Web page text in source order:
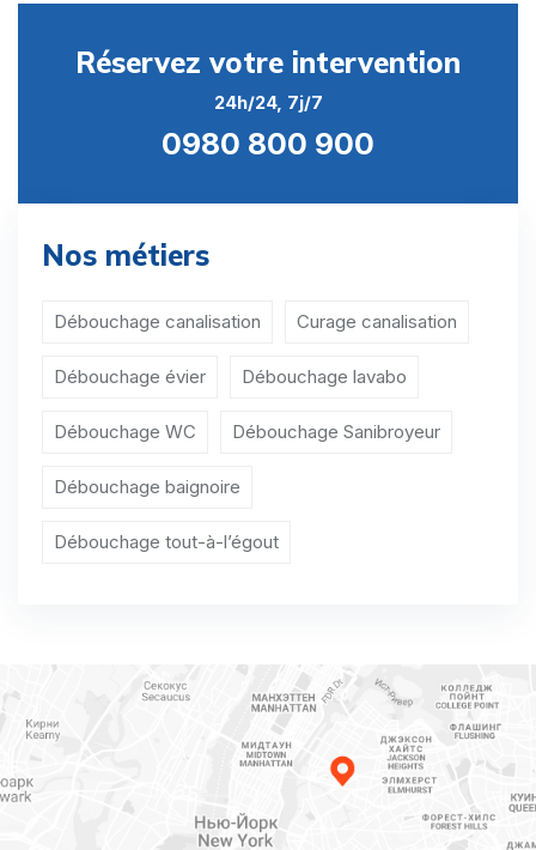
Débouchage baignoire Angerville
Débouchage baignoire Angoville
Débouchage baignoire Annebault
Débouchage baignoire Arganchy
Débouchage baignoire Les Monts d'Aunay
Débouchage baignoire Les Monts d'Aunay
Débouchage baignoire Authie
Réservez votre intervention
24h/24, 7j/7
0980 800 900
Nos métiers
Débouchage canalisation Curage canalisation
Débouchage évier Débouchage lavabo
Débouchage WC Débouchage Sanibroyeur
Débouchage baignoire
Débouchage tout-à-l’égout